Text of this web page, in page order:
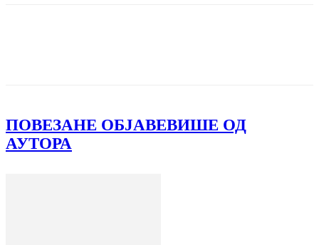
ПОВЕЗАНЕ ОБЈАВЕВИШЕ ОД
АУТОРА